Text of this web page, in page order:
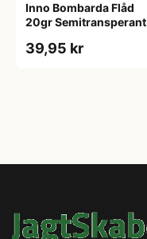
Inno Bombarda Flåd
20gr Semitransperant
39,95 kr